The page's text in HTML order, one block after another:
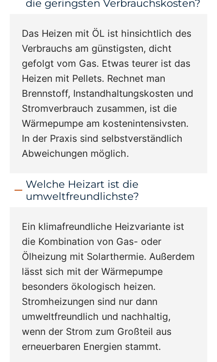
die geringsten Verbrauchskosten?
Das Heizen mit ÖL ist hinsichtlich des
Verbrauchs am günstigsten, dicht
gefolgt vom Gas. Etwas teurer ist das
Heizen mit Pellets. Rechnet man
Brennstoff, Instandhaltungskosten und
Stromverbrauch zusammen, ist die
Wärmepumpe am kostenintensivsten.
In der Praxis sind selbstverständlich
Abweichungen möglich.
Welche Heizart ist die
umweltfreundlichste?
Ein klimafreundliche Heizvariante ist
die Kombination von Gas- oder
Ölheizung mit Solarthermie. Außerdem
lässt sich mit der Wärmepumpe
besonders ökologisch heizen.
Stromheizungen sind nur dann
umweltfreundlich und nachhaltig,
wenn der Strom zum Großteil aus
erneuerbaren Energien stammt.